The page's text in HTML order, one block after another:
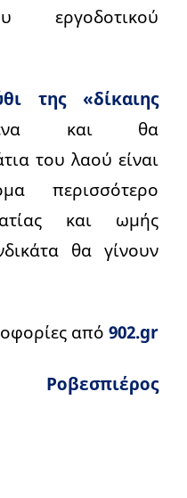
εργοδοτικού
της «δίκαιης
και θα
του λαού είναι
περισσότερο
και ωμής
θα γίνουν
από 902.gr
Ροβεσπιέρος